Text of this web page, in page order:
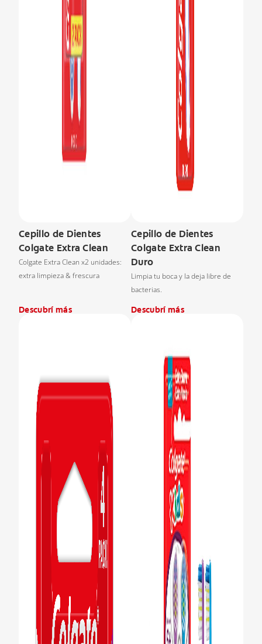
Cepillo de Dientes
Colgate Extra Clean
Colgate Extra Clean x2 unidades:
extra limpieza & frescura
Descubrí más
Cepillo de Dientes
Colgate Extra Clean
Duro
Limpia tu boca y la deja libre de
bacterias.
Descubrí más